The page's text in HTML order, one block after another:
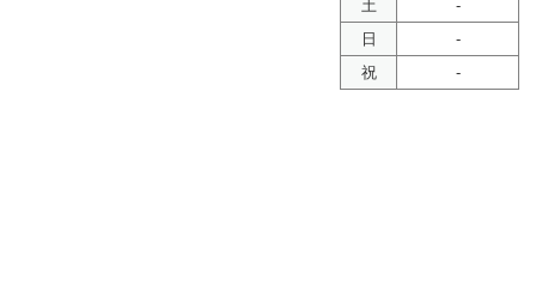
土
-
日
-
祝
-